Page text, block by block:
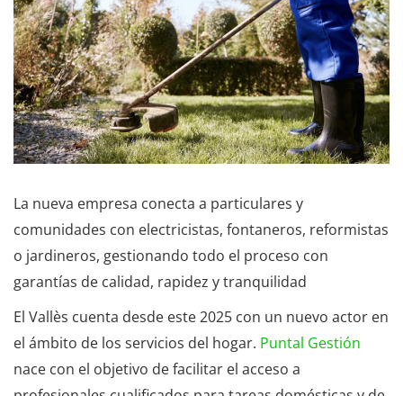
La nueva empresa conecta a particulares y
comunidades con electricistas, fontaneros, reformistas
o jardineros, gestionando todo el proceso con
garantías de calidad, rapidez y tranquilidad
El Vallès cuenta desde este 2025 con un nuevo actor en
el ámbito de los servicios del hogar. Puntal Gestión
nace con el objetivo de facilitar el acceso a